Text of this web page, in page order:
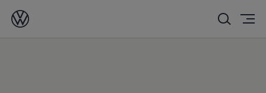
17. 03. 2025